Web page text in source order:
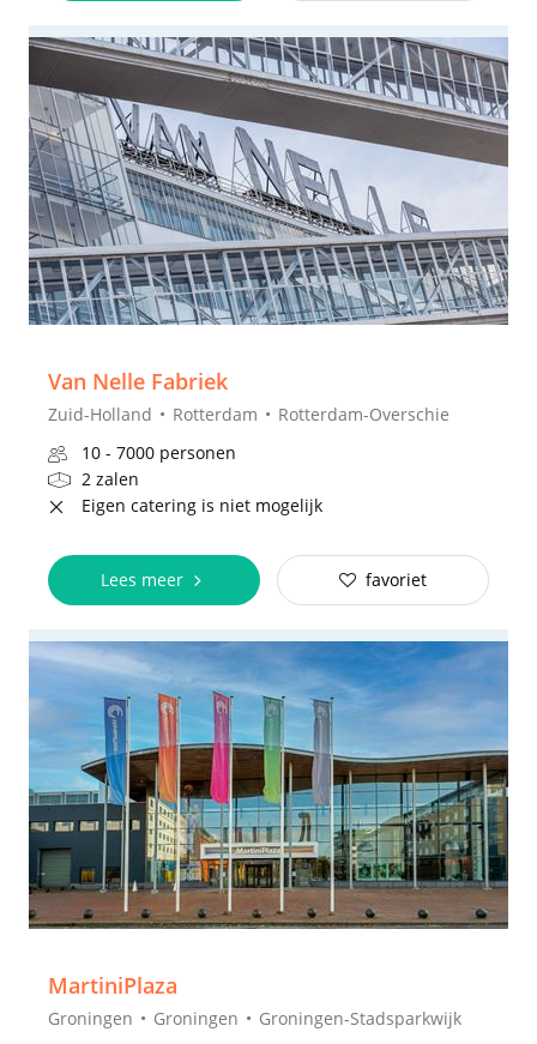
Van Nelle Fabriek
Zuid-Holland Rotterdam
Rotterdam-Overschie
10 - 7000 personen
2 zalen
Eigen catering is niet mogelijk
Lees meer favoriet
MartiniPlaza
Groningen Groningen
Groningen-Stadsparkwijk